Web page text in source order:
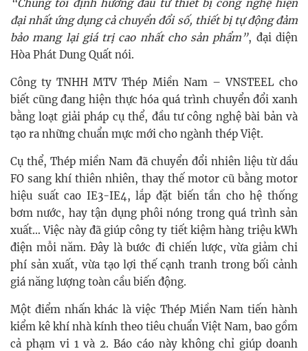
“Chúng tôi định hướng đầu tư thiết bị công nghệ hiện
đại nhất ứng dụng cả chuyển đổi số, thiết bị tự động đảm
bảo mang lại giá trị cao nhất cho sản phẩm”, đại diện
Hòa Phát Dung Quất nói.
Công ty TNHH MTV Thép Miền Nam – VNSTEEL cho
biết cũng đang hiện thực hóa quá trình chuyển đổi xanh
bằng loạt giải pháp cụ thể, đầu tư công nghệ bài bản và
tạo ra những chuẩn mực mới cho ngành thép Việt.
Cụ thể, Thép miền Nam đã chuyển đổi nhiên liệu từ dầu
FO sang khí thiên nhiên, thay thế motor cũ bằng motor
hiệu suất cao IE3-IE4, lắp đặt biến tần cho hệ thống
bơm nước, hay tận dụng phôi nóng trong quá trình sản
xuất… Việc này đã giúp công ty tiết kiệm hàng triệu kWh
điện mỗi năm. Đây là bước đi chiến lược, vừa giảm chi
phí sản xuất, vừa tạo lợi thế cạnh tranh trong bối cảnh
giá năng lượng toàn cầu biến động.
Một điểm nhấn khác là việc Thép Miền Nam tiến hành
kiểm kê khí nhà kính theo tiêu chuẩn Việt Nam, bao gồm
cả phạm vi 1 và 2. Báo cáo này không chỉ giúp doanh